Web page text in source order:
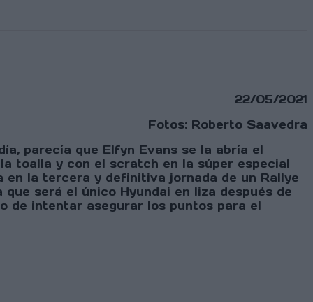
22/05/2021
Fotos: Roberto Saavedra
parecía que Elfyn Evans se la abría el
toalla y con el scratch en la súper especial
en la tercera y definitiva jornada de un Rallye
será el único Hyundai en liza después de
de intentar asegurar los puntos para el